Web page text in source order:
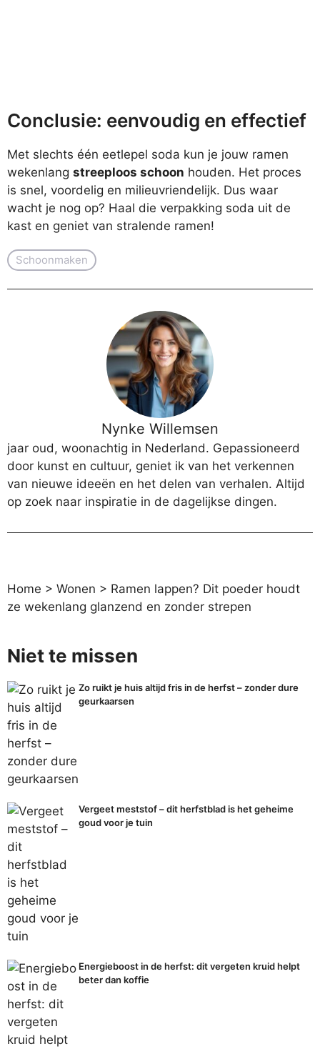
Conclusie: eenvoudig en effectief
Met slechts één eetlepel soda kun je jouw ramen
wekenlang streeploos schoon houden. Het proces
is snel, voordelig en milieuvriendelijk. Dus waar
wacht je nog op? Haal die verpakking soda uit de
kast en geniet van stralende ramen!
Schoonmaken
Nynke Willemsen
jaar oud, woonachtig in Nederland. Gepassioneerd
door kunst en cultuur, geniet ik van het verkennen
van nieuwe ideeën en het delen van verhalen. Altijd
op zoek naar inspiratie in de dagelijkse dingen.
Home > Wonen > Ramen lappen? Dit poeder houdt
ze wekenlang glanzend en zonder strepen
Niet te missen
Zo ruikt je huis altijd fris in de herfst – zonder dure
geurkaarsen
Vergeet meststof – dit herfstblad is het geheime
goud voor je tuin
Energieboost in de herfst: dit vergeten kruid helpt
beter dan koffie